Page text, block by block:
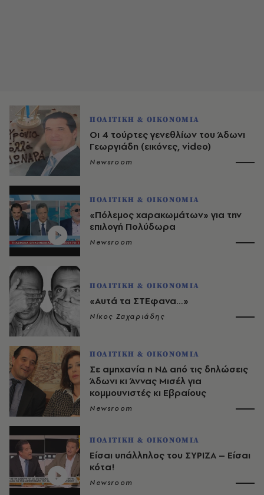
ΠΟΛΙΤΙΚΗ & ΟΙΚΟΝΟΜΙΑ
Οι 4 τούρτες γενεθλίων του Άδωνι
Γεωργιάδη (εικόνες, video)
Newsroom
ΠΟΛΙΤΙΚΗ & ΟΙΚΟΝΟΜΙΑ
«Πόλεμος χαρακωμάτων» για την
επιλογή Πολύδωρα
Newsroom
ΠΟΛΙΤΙΚΗ & ΟΙΚΟΝΟΜΙΑ
«Αυτά τα ΣΤΕφανα…»
Νίκος Ζαχαριάδης
ΠΟΛΙΤΙΚΗ & ΟΙΚΟΝΟΜΙΑ
Σε αμηχανία η ΝΔ από τις δηλώσεις
Άδωνι κι Άννας Μισέλ για
κομμουνιστές κι Εβραίους
Newsroom
ΠΟΛΙΤΙΚΗ & ΟΙΚΟΝΟΜΙΑ
Είσαι υπάλληλος του ΣΥΡΙΖΑ – Είσαι
κότα!
Newsroom